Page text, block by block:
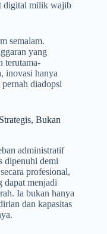
digital milik wajib
semalam.
yang
terutama-
inovasi hanya
diadopsi
Bukan
administratif
dipenuhi demi
profesional,
dapat menjadi
Ia bukan hanya
dan kapasitas